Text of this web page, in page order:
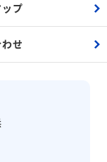
プ
せ